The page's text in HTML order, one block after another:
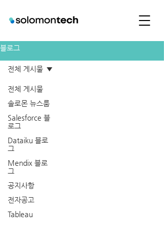
블로그
전체 게시물
솔로몬 뉴스룸
Salesforce 블
로그
Dataiku 블로
그
Mendix 블로
그
공지사항
전자공고
Tableau
전체 게시물